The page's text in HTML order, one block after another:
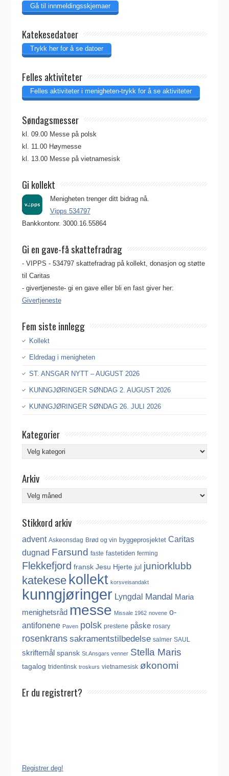
Gå til innmeldingsskjemaer
Katekesedatoer
Trykk her for å se datoer
Felles aktiviteter
Felles aktiviteter i menigheten-trykk for å se aktiviteter
Søndagsmesser
kl. 09.00 Messe på polsk
kl. 11.00 Høymesse
kl. 13.00 Messe på vietnamesisk
Gi kollekt
Menigheten trenger ditt bidrag nå.
Vipps 534797
Bankkontonr. 3000.16.55864
Gi en gave-få skattefradrag
- VIPPS - 534797 skattefradrag på kollekt, donasjon og støtte
til Caritas
- givertjeneste- gi en gave eller bli en fast giver her:
Givertjeneste
Fem siste innlegg
Kollekt
Eldredag i menigheten
ST. ANSGAR NYTT – AUGUST 2026
KUNNGJØRINGER SØNDAG 2. AUGUST 2026
KUNNGJØRINGER SØNDAG 26. JULI 2026
Kategorier
Kategorier
Arkiv
Arkiv
Stikkord arkiv
advent Askeonsdag Brød og vin byggeprosjektet Caritas
dugnad Farsund faste fastetiden ferming
Flekkefjord fransk Jesu Hjerte jul juniorklubb
katekese kollekt korsveisandakt
kunngjøringer Lyngdal Mandal Maria
menighetsråd messe Missale 1962 novene o-
antifonene Paven polsk prestene påske rosary
rosenkrans sakramentstilbedelse salmer SAUL
skriftemål spansk St.Ansgars venner Stella Maris
tagalog tridentinsk troskurs vietnamesisk økonomi
Er du registrert?
Registrer deg!